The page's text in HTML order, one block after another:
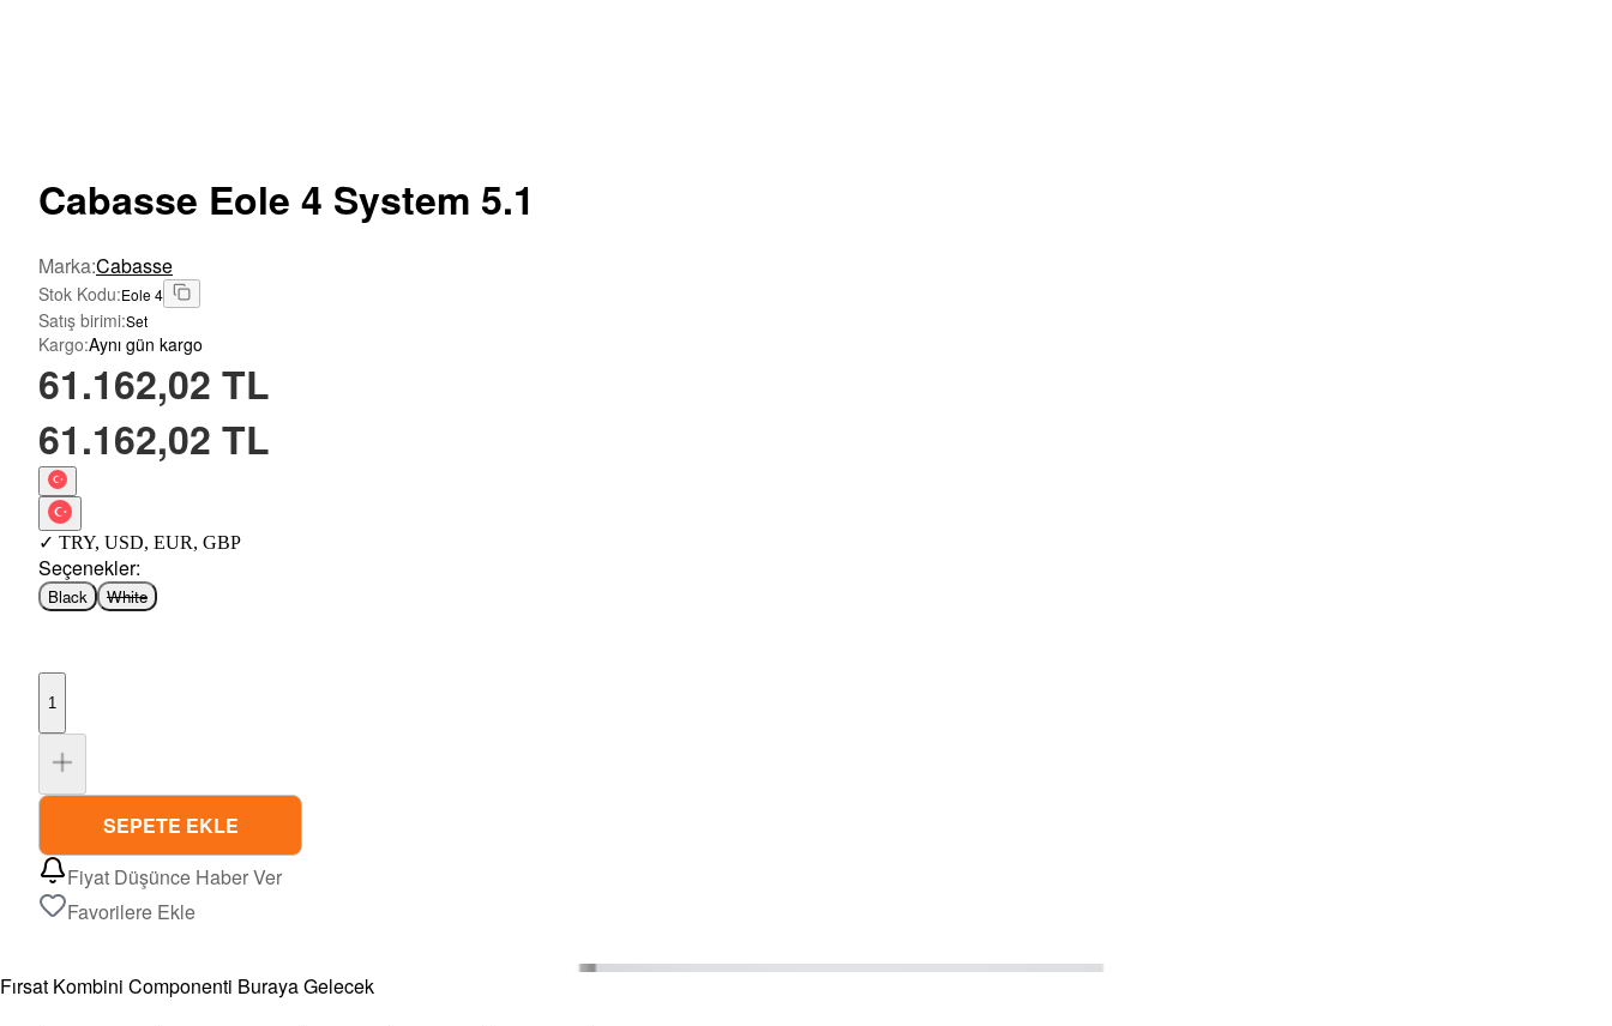
Cabasse Eole 4 System 5.1
Marka:Cabasse
Stok Kodu:Eole 4
Satış birimi:Set
Kargo:Aynı gün kargo
61.162,02 TL
61.162,02 TL
✓ TRY, USD, EUR, GBP
Seçenekler:
Black White
1
SEPETE EKLE
Fiyat Düşünce Haber Ver
Favorilere Ekle
Fırsat Kombini Componenti Buraya Gelecek